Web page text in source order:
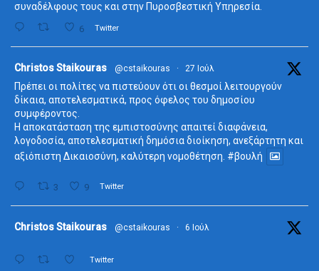
συναδέλφους τους και στην Πυροσβεστική Υπηρεσία.
6 Twitter
Christos Staikouras @cstaikouras · 27 Ιούλ
Πρέπει οι πολίτες να πιστεύουν ότι οι θεσμοί λειτουργούν
δίκαια, αποτελεσματικά, προς όφελος του δημοσίου
συμφέροντος.
Η αποκατάσταση της εμπιστοσύνης απαιτεί διαφάνεια,
λογοδοσία, αποτελεσματική δημόσια διοίκηση, ανεξάρτητη και
αξιόπιστη Δικαιοσύνη, καλύτερη νομοθέτηση. #βουλή
3 9 Twitter
Christos Staikouras @cstaikouras · 6 Ιούλ
Twitter